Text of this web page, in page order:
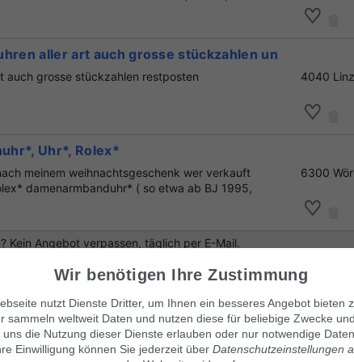
aller art auch grosse stückzahlen und restposten
auch grosse stückzahlen restposten 4040 Linz
Uhr*, Rolex*
meinem weihnachtsgeschenk wer verkauft
damenarmbanduhr* ( so etwa ab BJ 1995,
6300
Kein Angebot verpassen, täglich per E-Mail.
Suchanzeige aufgeben!
Wir benötigen Ihre Zustimmung
nutzt Dienste Dritter, um Ihnen ein besseres Angebot bieten
sammeln weltweit Daten und nutzen diese für beliebige Zwecke
uns die Nutzung dieser Dienste erlauben oder nur notwendige
Einwilligung können Sie jederzeit über Datenschutzeinstellungen